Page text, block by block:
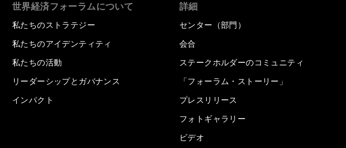
世界経済フォーラムについて
私たちのストラテジー
私たちのアイデンティティ
私たちの活動
リーダーシップとガバナンス
インパクト
詳細
センター（部門）
会合
ステークホルダーのコミュニティ
「フォーラム・ストーリー」
プレスリリース
フォトギャラリー
ビデオ